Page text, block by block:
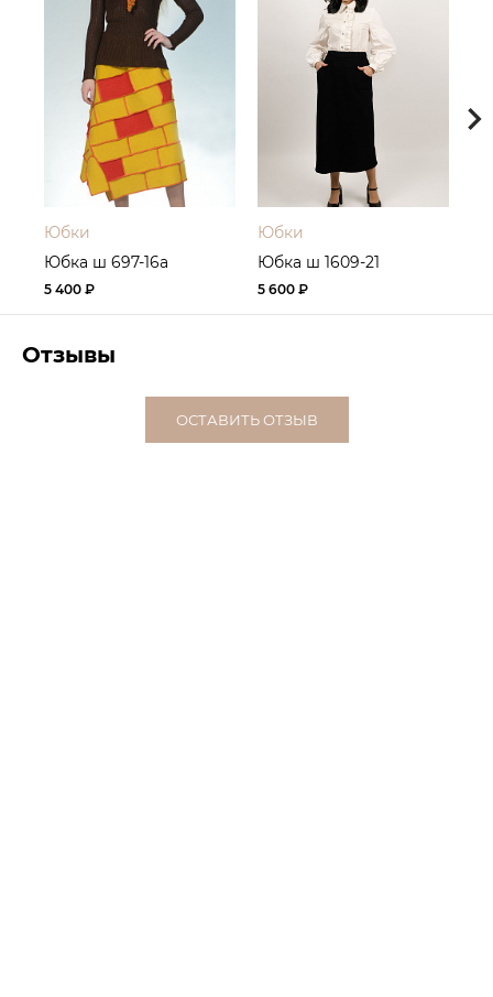
Юбки
Юбка ш 697-16а
5 400 ₽
Юбки
Юбка ш 1609-21
5 600 ₽
Отзывы
ОСТАВИТЬ ОТЗЫВ